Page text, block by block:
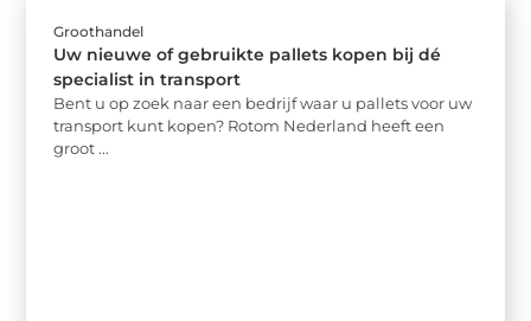
Groothandel
Uw nieuwe of gebruikte pallets kopen bij dé
specialist in transport
Bent u op zoek naar een bedrijf waar u pallets voor uw
transport kunt kopen? Rotom Nederland heeft een
groot ...